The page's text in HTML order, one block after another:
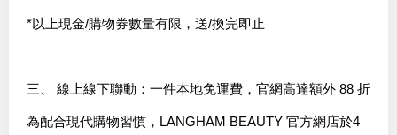
*以上現金/購物券數量有限，送/換完即止
三、 線上線下聯動：一件本地免運費，官網高達額外 88 折
為配合現代購物習慣，LANGHAM BEAUTY 官方網店於4